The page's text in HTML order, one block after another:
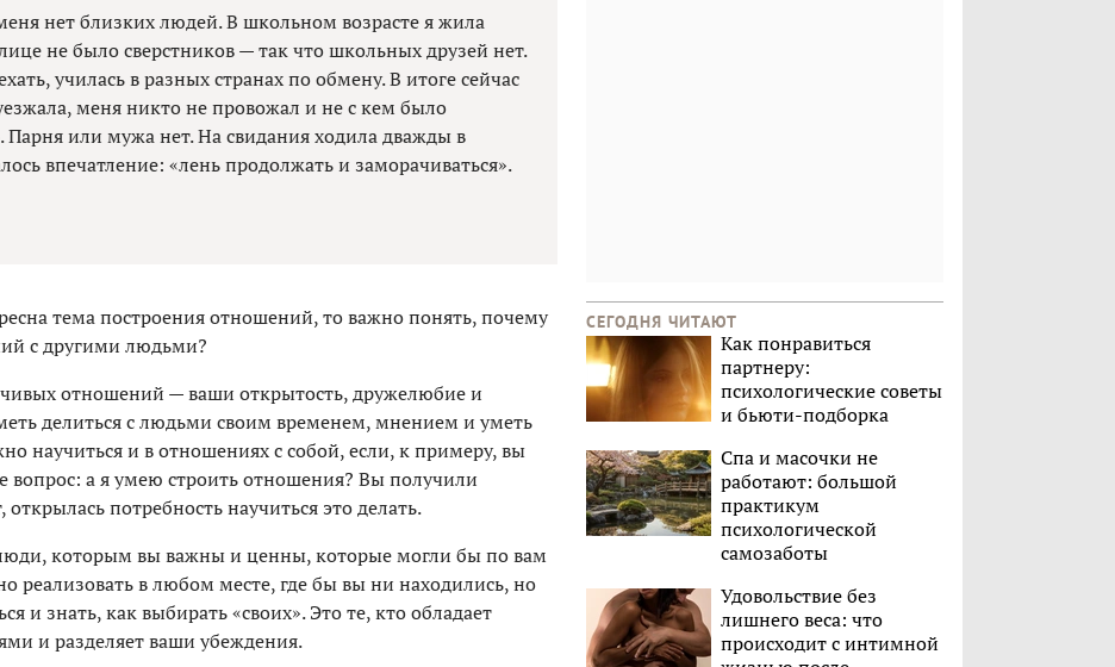
нет близких людей. В школьном возрасте я жила
не было сверстников — так что школьных друзей нет.
училась в разных странах по обмену. В итоге сейчас
меня никто не провожал и не с кем было
Парня или мужа нет. На свидания ходила дважды в
впечатление: «лень продолжать и заморачиваться».
тема построения отношений, то важно понять, почему
с другими людьми?
отношений — ваши открытость, дружелюбие и
делиться с людьми своим временем, мнением и уметь
научиться и в отношениях с собой, если, к примеру, вы
вопрос: а я умею строить отношения? Вы получили
потребность научиться это делать.
которым вы важны и ценны, которые могли бы по вам
реализовать в любом месте, где бы вы ни находились, но
и знать, как выбирать «своих». Это те, кто обладает
и разделяет ваши убеждения.
СЕГОДНЯ ЧИТАЮТ
Как понравиться
партнеру:
психологические советы
и бьюти-подборка
Спа и масочки не
работают: большой
практикум
психологической
самозаботы
Удовольствие без
лишнего веса: что
происходит с интимной